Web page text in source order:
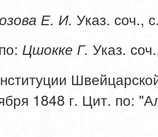
Е. И. Указ. соч.,
Цшокке Г. Указ.
1848 г. Цит. по: